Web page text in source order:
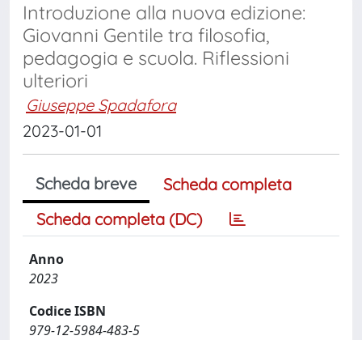
Introduzione alla nuova edizione:
Giovanni Gentile tra filosofia,
pedagogia e scuola. Riflessioni
ulteriori
Giuseppe Spadafora
2023-01-01
Scheda breve
Scheda completa
Scheda completa (DC)
Anno
2023
Codice ISBN
979-12-5984-483-5